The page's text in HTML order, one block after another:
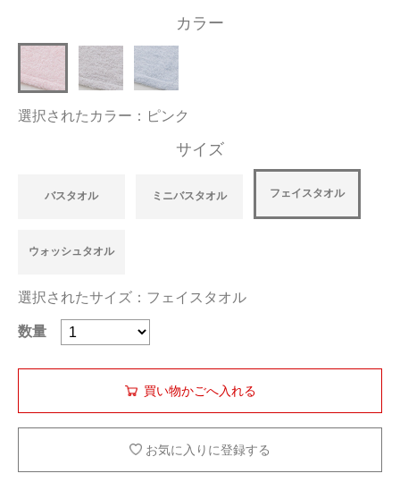
大量購入・法人向けの購入の方は
お問い合わせ
カラー
選択されたカラー：ピンク
サイズ
バスタオル ミニバスタオル フェイスタオル
ウォッシュタオル
選択されたサイズ：フェイスタオル
数量
お気に入りに登録する